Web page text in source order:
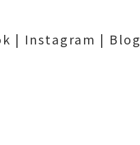
| Instagram | Blog